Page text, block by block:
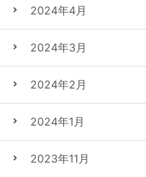
2024年4月
2024年3月
2024年2月
2024年1月
2023年11月